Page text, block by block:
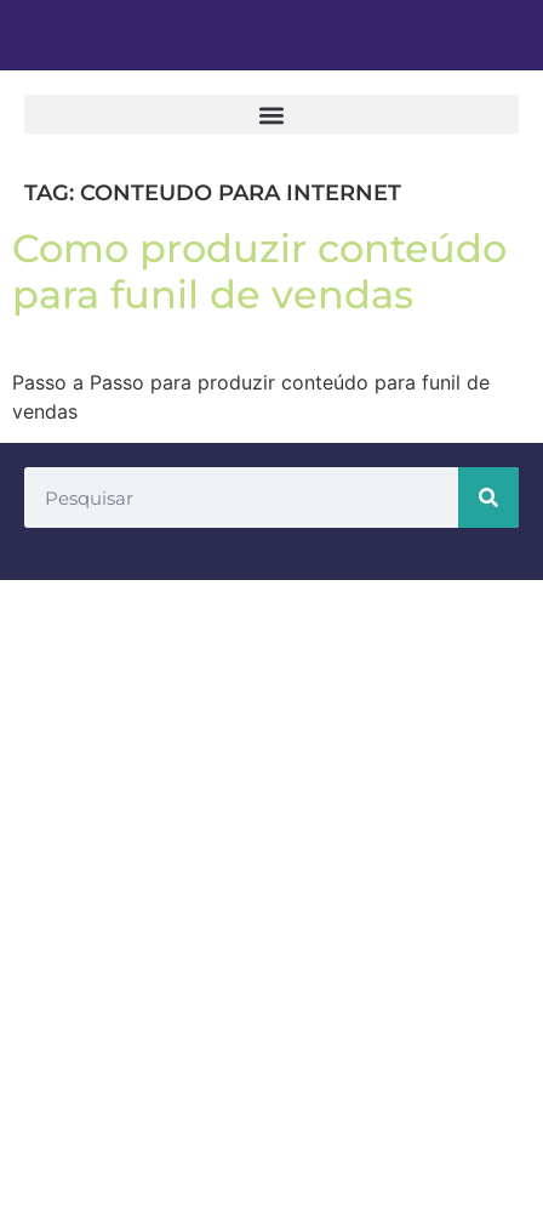
TAG: CONTEUDO PARA INTERNET
Como produzir conteúdo
para funil de vendas
Passo a Passo para produzir conteúdo para funil de
vendas